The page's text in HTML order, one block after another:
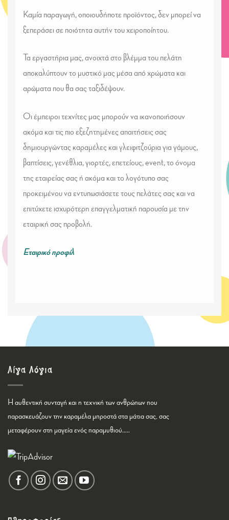
Καμία παραγωγή, οποιουδήποτε προϊόντος, δεν μπορεί να
ξεπεράσει σε ποιότητα αυτήν του χειροποίητου.
Τα εργαστήρια μας, ανοιχτά στο βλέμμα του πελάτη
αποκαλύπτουν το μυστικό μας μέσα από χρώματα και
αρώματα που θα σας ταξιδέψουν.
Οι έμπειροι τεχνίτες μας μπορούν να ικανοποιήσουν
ακόμα και τις πιο εξεζητημένες απαιτήσεις σας
δημιουργώντας καραμέλες και γλειφιτζούρια για γάμους,
βαπτίσεις, γενέθλια, γιορτές, επετείους, event, το όνομα
της εταιρείας σας ή ακόμα και το λογότυπο σας
προκειμένου να εντυπωσιάσετε τους πελάτες σας και να
επιτύχετε ισχυρότερη επαγγελματική παρουσία με την
εταιρική σας προβολή.
Εταιρικό προφίλ
Λίγα Λόγια
Η αυθεντική συνταγή και η τεχνική των ανθρώπων που
παρασκευάζουν την καραμέλα μπροστά στα μάτια σας, σας
μεταφέρουν στη μαγεία ενός παραμυθιού…..